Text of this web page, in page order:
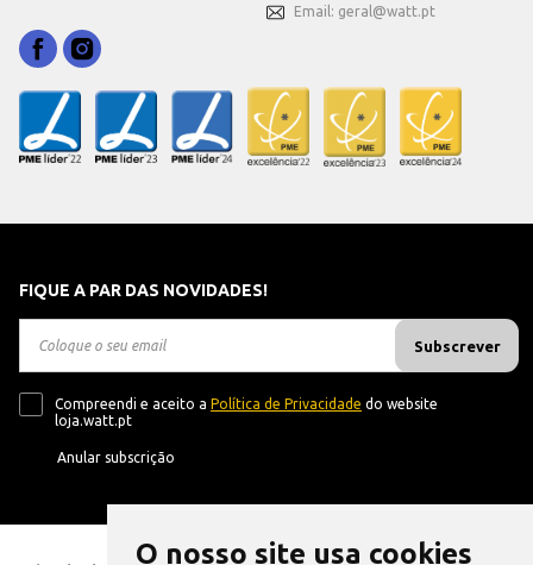
O nosso site usa cookies
Email: geral@watt.pt
FIQUE A PAR DAS NOVIDADES!
Subscrever
Compreendi e aceito a Política de Privacidade do website
loja.watt.pt
Anular subscrição